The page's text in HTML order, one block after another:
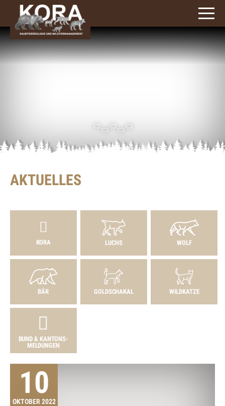
AKTUELLES
KORA LUCHS WOLF
BÄR GOLDSCHAKAL WILDKATZE
BUND & KANTONS­
MELDUNGEN
10
OKTOBER 2022